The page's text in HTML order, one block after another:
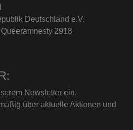
Deutschland e.V.
2918
Newsletter ein.
über aktuelle Aktionen und